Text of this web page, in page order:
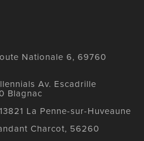
Nationale 6, 69760
Av. Escadrille
Blagnac
La Penne-sur-Huveaune
Charcot, 56260